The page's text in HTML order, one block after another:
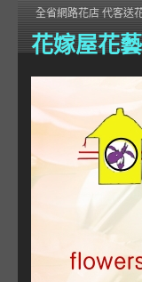
花嫁屋花
全省網路花店 代客送